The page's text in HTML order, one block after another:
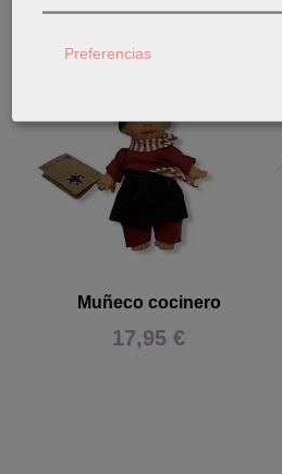
Productos Relacionados
Muñeco cocinero
17,95 €
Preferencias